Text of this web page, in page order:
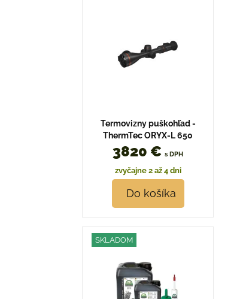
Termovizny puškohľad -
ThermTec ORYX-L 650
3820 € s DPH
zvyčajne 2 až 4 dni
Do košíka
SKLADOM